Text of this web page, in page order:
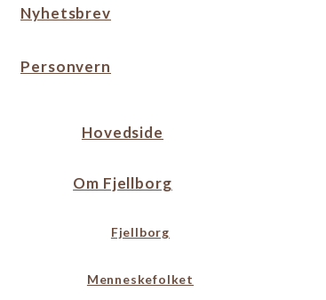
Nyhetsbrev
Personvern
Hovedside
Om Fjellborg
Fjellborg
Menneskefolket